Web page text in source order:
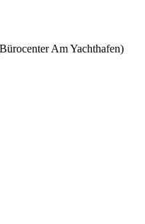
Am Yachthafen)